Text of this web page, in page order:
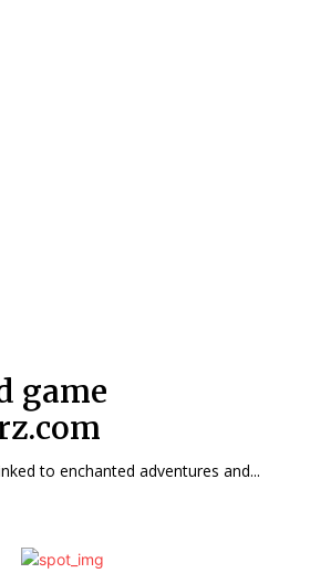
game
to enchanted adventures and...